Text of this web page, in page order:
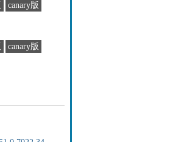
canary版
canary版